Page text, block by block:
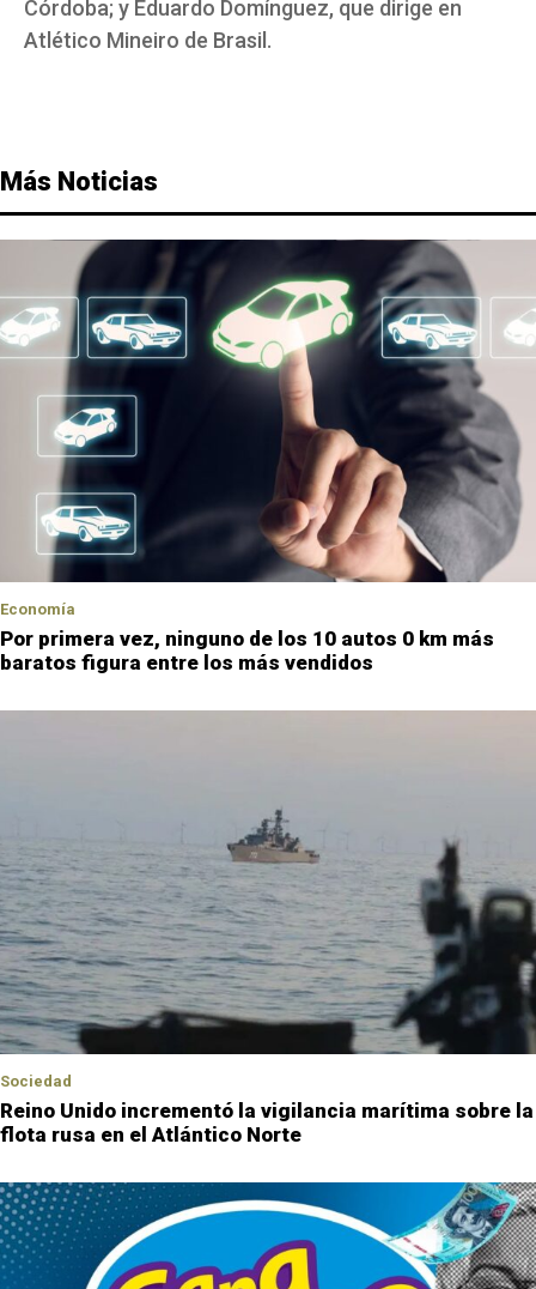
Córdoba; y Eduardo Domínguez, que dirige en
Atlético Mineiro de Brasil.
Más Noticias
Economía
Por primera vez, ninguno de los 10 autos 0 km más
baratos figura entre los más vendidos
Sociedad
Reino Unido incrementó la vigilancia marítima sobre la
flota rusa en el Atlántico Norte